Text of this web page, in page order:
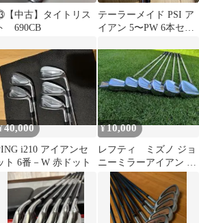
中古】タイトリス
ト 690CB
テーラーメイド PSI ア
イアン 5〜PW 6本セッ
40,000
i210 アイアンセ
ト 6番－W 赤ドット
¥10,000
レフティ ミズノ ジョ
ニーミラーアイアン 3-